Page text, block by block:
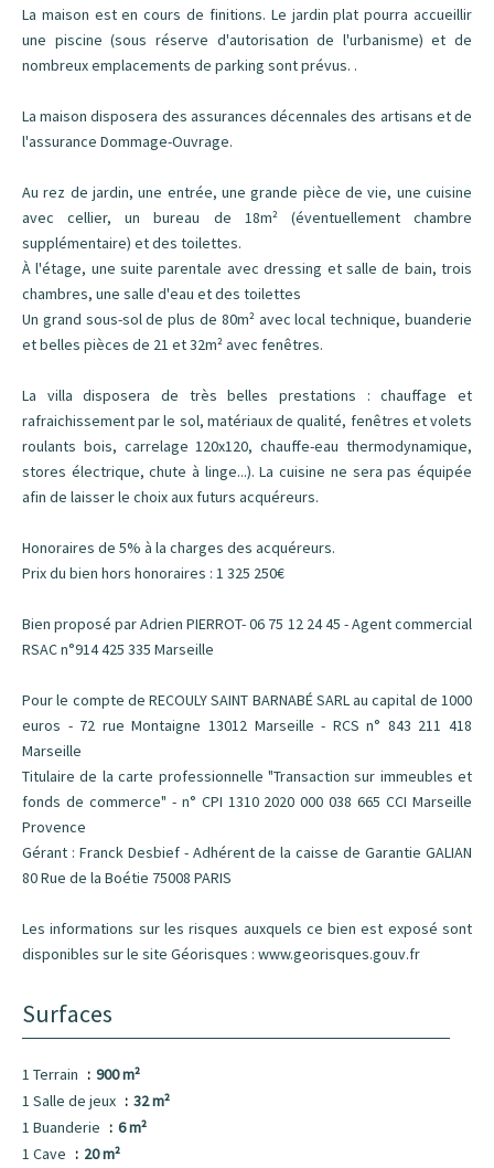
La maison est en cours de finitions. Le jardin plat pourra accueillir
une piscine (sous réserve d'autorisation de l'urbanisme) et de
nombreux emplacements de parking sont prévus. .
La maison disposera des assurances décennales des artisans et de
l'assurance Dommage-Ouvrage.
Au rez de jardin, une entrée, une grande pièce de vie, une cuisine
avec cellier, un bureau de 18m² (éventuellement chambre
supplémentaire) et des toilettes.
À l'étage, une suite parentale avec dressing et salle de bain, trois
chambres, une salle d'eau et des toilettes
Un grand sous-sol de plus de 80m² avec local technique, buanderie
et belles pièces de 21 et 32m² avec fenêtres.
La villa disposera de très belles prestations : chauffage et
rafraichissement par le sol, matériaux de qualité, fenêtres et volets
roulants bois, carrelage 120x120, chauffe-eau thermodynamique,
stores électrique, chute à linge...). La cuisine ne sera pas équipée
afin de laisser le choix aux futurs acquéreurs.
Honoraires de 5% à la charges des acquéreurs.
Prix du bien hors honoraires : 1 325 250€
Bien proposé par Adrien PIERROT- 06 75 12 24 45 - Agent commercial
RSAC n°914 425 335 Marseille
Pour le compte de RECOULY SAINT BARNABÉ SARL au capital de 1000
euros - 72 rue Montaigne 13012 Marseille - RCS n° 843 211 418
Marseille
Titulaire de la carte professionnelle "Transaction sur immeubles et
fonds de commerce" - n° CPI 1310 2020 000 038 665 CCI Marseille
Provence
Gérant : Franck Desbief - Adhérent de la caisse de Garantie GALIAN
80 Rue de la Boétie 75008 PARIS
Les informations sur les risques auxquels ce bien est exposé sont
disponibles sur le site Géorisques : www.georisques.gouv.fr
Surfaces
1 Terrain
900 m²
1 Salle de jeux
32 m²
1 Buanderie
6 m²
1 Cave
20 m²